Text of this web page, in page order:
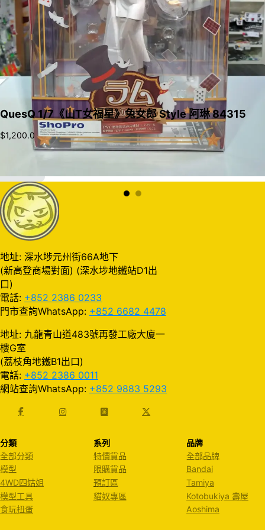
QuesQ 1/7《山T女福星》兔女郎 Style 阿琳 84315
$1,200.0
地址: 深水埗元州街66A地下
(新高登商場對面) (深水埗地鐵站D1出
口)
電話: +852 2386 0233
門市查詢WhatsApp: +852 6682 4478
地址: 九龍青山道483號再發工廠大廈一
樓G室
(荔枝角地鐵B1出口)
電話: +852 2386 0011
網站查詢WhatsApp: +852 9883 5293
分類
全部分類
模型
4WD四姑姐
模型工具
食玩扭蛋
系列
特價貨品
限購貨品
預訂區
貓奴專區
品牌
全部品牌
Bandai
Tamiya
Kotobukiya 壽屋
Aoshima